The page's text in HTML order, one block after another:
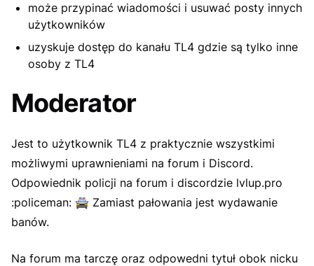
może przypinać wiadomości i usuwać posty innych
użytkowników
uzyskuje dostęp do kanału TL4 gdzie są tylko inne
osoby z TL4
Moderator
Jest to użytkownik TL4 z praktycznie wszystkimi
możliwymi uprawnieniami na forum i Discord.
Odpowiednik policji na forum i discordzie lvlup.pro
:policeman: 🚔 Zamiast pałowania jest wydawanie
banów.
Na forum ma tarczę oraz odpowedni tytuł obok nicku